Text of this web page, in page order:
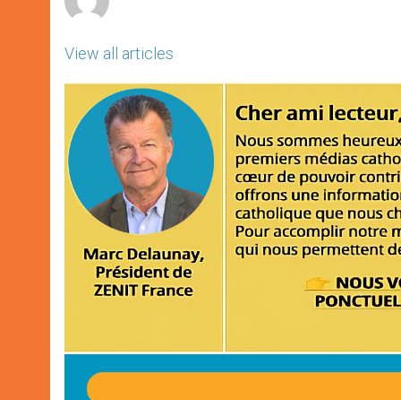
View all articles